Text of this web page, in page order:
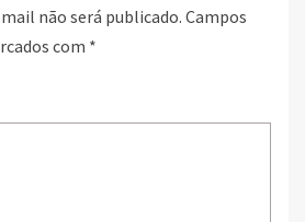
não será publicado. Campos
com *